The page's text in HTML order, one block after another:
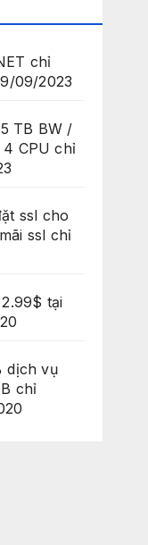
chỉ
09/2023
TB BW /
CPU chỉ
ssl cho
ssl chỉ
tại
dịch vụ
chỉ